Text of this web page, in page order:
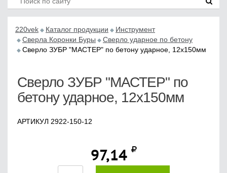
220vek Каталог продукции
Инструмент
Сверла Коронки Буры
Сверло ударное по бетону
Сверло ЗУБР "МАСТЕР" по бетону ударное, 12х150мм
Сверло ЗУБР "МАСТЕР" по
бетону ударное, 12х150мм
АРТИКУЛ 2922-150-12
97,14